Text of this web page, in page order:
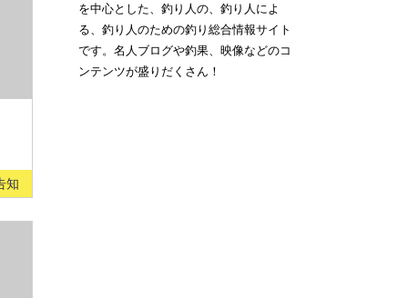
知
を中心とした、釣り人の、釣り人によ
る、釣り人のための釣り総合情報サイト
です。名人ブログや釣果、映像などのコ
ンテンツが盛りだくさん！